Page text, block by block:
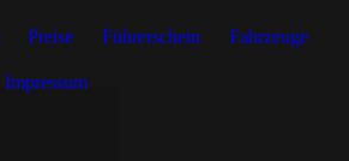
Preise Führerschein Fahrzeuge
Impressum